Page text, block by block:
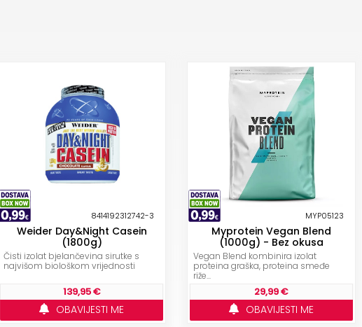
8414192312742-3
Weider Day&Night Casein
(1800g)
Čisti izolat bjelančevina sirutke s
najvišom biološkom vrijednosti
139,95 €
OBAVIJESTI ME
MYP05123
Myprotein Vegan Blend
(1000g) - Bez okusa
Vegan Blend kombinira izolat
proteina graška, proteina smeđe
riže...
29,99 €
OBAVIJESTI ME